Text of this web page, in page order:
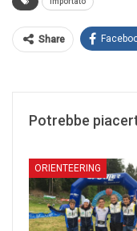
Share
Potrebbe
ORIENTEERING